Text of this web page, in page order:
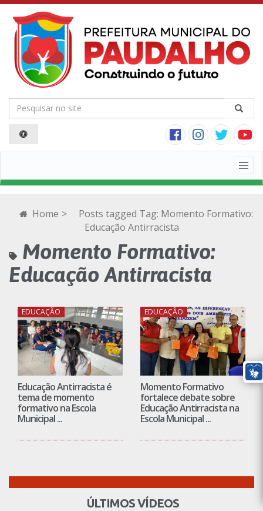
Home > Posts tagged Tag: Momento Formativo:
Educação Antirracista
Momento Formativo:
Educação Antirracista
EDUCAÇÃO
Educação Antirracista é
tema de momento
formativo na Escola
Municipal ...
EDUCAÇÃO
Momento Formativo
fortalece debate sobre
Educação Antirracista na
Escola Municipal ...
ÚLTIMOS VÍDEOS